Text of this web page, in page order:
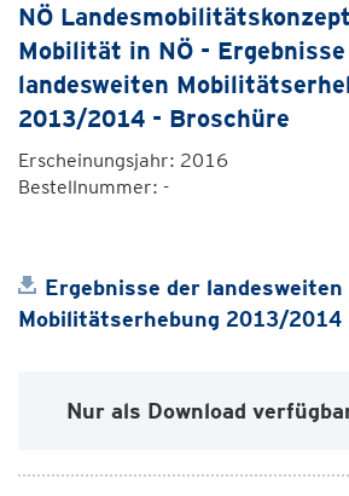
NÖ
Mobilität in NÖ -
landesweiten
2013/2014 - Broschüre
Erscheinungsjahr: 2016
Bestellnummer: -
Ergebnisse der landesweiten
Mobilitätserhebung 2013/2014
Nur als Download